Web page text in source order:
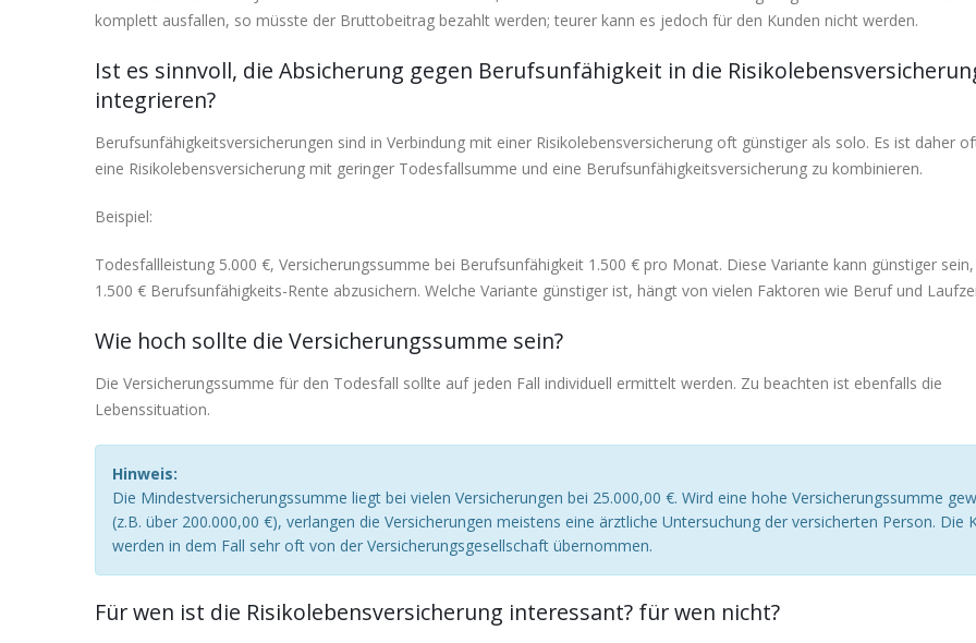
komplett ausfallen, so müsste der Bruttobeitrag bezahlt werden; teurer kann es jedoch für den Kunden nicht werden.
Ist es sinnvoll, die Absicherung gegen Berufsunfähigkeit in die
integrieren?
Berufsunfähigkeitsversicherungen sind in Verbindung mit einer Risikolebensversicherung oft günstiger als solo. Es ist daher
eine Risikolebensversicherung mit geringer Todesfallsumme und eine Berufsunfähigkeitsversicherung zu kombinieren.
Beispiel:
Todesfallleistung 5.000 €, Versicherungssumme bei Berufsunfähigkeit 1.500 € pro Monat. Diese Variante kann günstiger
1.500 € Berufsunfähigkeits-Rente abzusichern. Welche Variante günstiger ist, hängt von vielen Faktoren wie Beruf und
Wie hoch sollte die Versicherungssumme sein?
Die Versicherungssumme für den Todesfall sollte auf jeden Fall individuell ermittelt werden. Zu beachten ist ebenfalls die
Lebenssituation.
Hinweis:
Die Mindestversicherungssumme liegt bei vielen Versicherungen bei 25.000,00 €. Wird eine hohe Versicherungssumme
(z.B. über 200.000,00 €), verlangen die Versicherungen meistens eine ärztliche Untersuchung der versicherten Person. Die
werden in dem Fall sehr oft von der Versicherungsgesellschaft übernommen.
Für wen ist die Risikolebensversicherung interessant? für wen nicht?